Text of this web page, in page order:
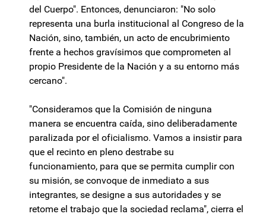
del Cuerpo". Entonces, denunciaron: "No solo
representa una burla institucional al Congreso de la
Nación, sino, también, un acto de encubrimiento
frente a hechos gravísimos que comprometen al
propio Presidente de la Nación y a su entorno más
cercano".
"Consideramos que la Comisión de ninguna
manera se encuentra caída, sino deliberadamente
paralizada por el oficialismo. Vamos a insistir para
que el recinto en pleno destrabe su
funcionamiento, para que se permita cumplir con
su misión, se convoque de inmediato a sus
integrantes, se designe a sus autoridades y se
retome el trabajo que la sociedad reclama", cierra el